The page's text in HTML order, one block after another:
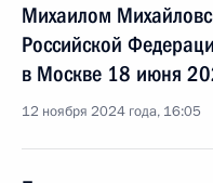
Михаилом
Российской
в Москве 18 июня
12 ноября 2024 года, 16:05